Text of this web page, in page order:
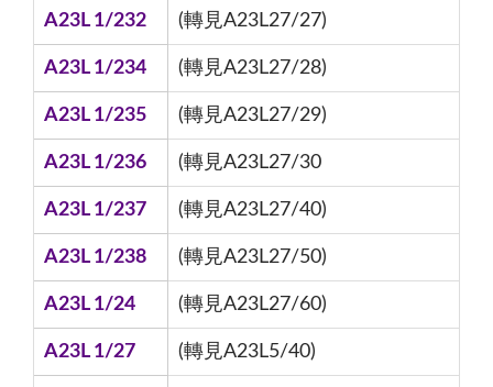
A23L 1/232 (轉見A23L27/27)
A23L 1/234 (轉見A23L27/28)
A23L 1/235 (轉見A23L27/29)
A23L 1/236 (轉見A23L27/30
A23L 1/237 (轉見A23L27/40)
A23L 1/238 (轉見A23L27/50)
A23L 1/24 (轉見A23L27/60)
A23L 1/27 (轉見A23L5/40)